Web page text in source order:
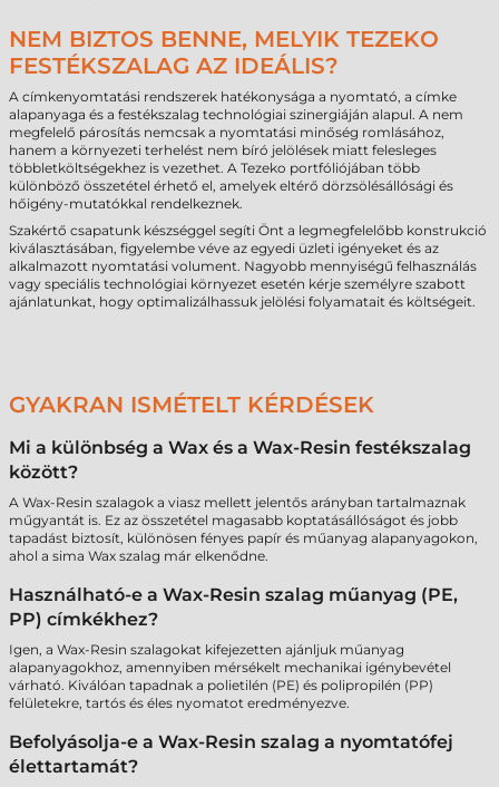
NEM BIZTOS BENNE, MELYIK TEZEKO
FESTÉKSZALAG AZ IDEÁLIS?
A címkenyomtatási rendszerek hatékonysága a nyomtató, a címke
alapanyaga és a festékszalag technológiai szinergiáján alapul. A nem
megfelelő párosítás nemcsak a nyomtatási minőség romlásához,
hanem a környezeti terhelést nem bíró jelölések miatt felesleges
többletköltségekhez is vezethet. A Tezeko portfóliójában több
különböző összetétel érhető el, amelyek eltérő dörzsölésállósági és
hőigény-mutatókkal rendelkeznek.
Szakértő csapatunk készséggel segíti Önt a legmegfelelőbb konstrukció
kiválasztásában, figyelembe véve az egyedi üzleti igényeket és az
alkalmazott nyomtatási volument. Nagyobb mennyiségű felhasználás
vagy speciális technológiai környezet esetén kérje személyre szabott
ajánlatunkat, hogy optimalizálhassuk jelölési folyamatait és költségeit.
GYAKRAN ISMÉTELT KÉRDÉSEK
Mi a különbség a Wax és a Wax-Resin festékszalag
között?
A Wax-Resin szalagok a viasz mellett jelentős arányban tartalmaznak
műgyantát is. Ez az összetétel magasabb koptatásállóságot és jobb
tapadást biztosít, különösen fényes papír és műanyag alapanyagokon,
ahol a sima Wax szalag már elkenődne.
Használható-e a Wax-Resin szalag műanyag (PE,
PP) címkékhez?
Igen, a Wax-Resin szalagokat kifejezetten ajánljuk műanyag
alapanyagokhoz, amennyiben mérsékelt mechanikai igénybevétel
várható. Kiválóan tapadnak a polietilén (PE) és polipropilén (PP)
felületekre, tartós és éles nyomatot eredményezve.
Befolyásolja-e a Wax-Resin szalag a nyomtatófej
élettartamát?